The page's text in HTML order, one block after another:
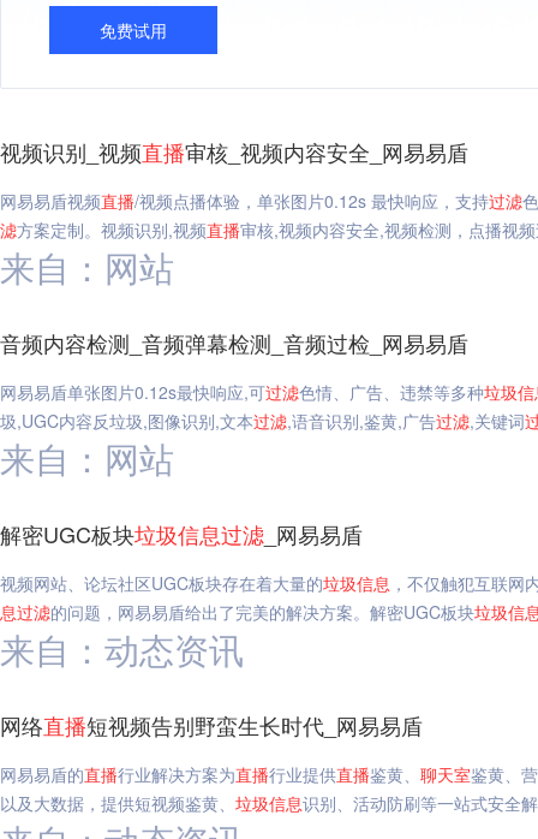
免费试用
视频识别_视频直播审核_视频内容安全_网易易盾
网易易盾视频直播/视频点播体验，单张图片0.12s 最快响应，支持过滤
滤方案定制。视频识别,视频直播审核,视频内容安全,视频检测，点播视
来自：网站
音频内容检测_音频弹幕检测_音频过检_网易易盾
网易易盾单张图片0.12s最快响应,可过滤色情、广告、违禁等多种垃圾
圾,UGC内容反垃圾,图像识别,文本过滤,语音识别,鉴黄,广告过滤,关键词
来自：网站
解密UGC板块垃圾信息过滤 _网易易盾
视频网站、论坛社区UGC板块存在着大量的垃圾信息 ，不仅触犯互联网
息过滤的问题，网易易盾给出了完美的解决方案。解密UGC板块垃圾信
来自：动态资讯
网络直播短视频告别野蛮生长时代_网易易盾
网易易盾的直播行业解决方案为直播行业提供直播鉴黄、 聊天室鉴黄、
以及大数据，提供短视频鉴黄、 垃圾信息识别、活动防刷等一站式安全